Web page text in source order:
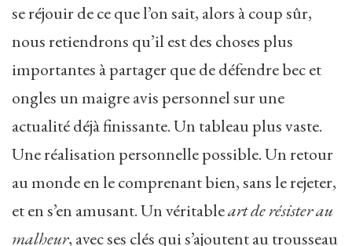
se réjouir de ce que l’on sait, alors à coup sûr,
nous retiendrons qu’il est des choses plus
importantes à partager que de défendre bec et
ongles un maigre avis personnel sur une
actualité déjà finissante. Un tableau plus vaste.
Une réalisation personnelle possible. Un retour
au monde en le comprenant bien, sans le rejeter,
et en s’en amusant. Un véritableart de résister au
malheur, avec ses clés qui s’ajoutent au trousseau